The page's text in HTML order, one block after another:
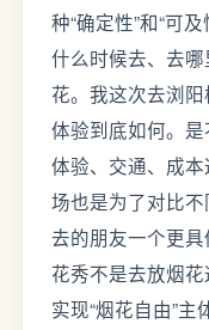
种“确定性”和“可
什么时候去、去
花。我这次去浏
体验到底如何。
体验、交通、成
场也是为了对比
去的朋友一个更
花秀不是去放烟
实现“烟花自由”主